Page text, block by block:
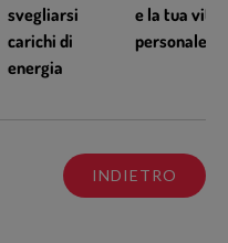
svegliarsi
carichi di
energia
e la tua vita
personale
INDIETRO